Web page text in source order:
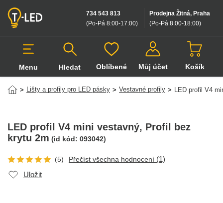
Prodejna Žitná, Praha
(Po-Pá 8:00-18:00)
734 543 813
(Po-Pá 8:00-17:00)
Menu Hledat
Hledat v produktech
Oblíbené Můj účet Košík
> Lišty a profily pro LED pásky > Vestavné profily > LED profil V4
LED profil V4 mini vestavný, Profil bez
krytu 2m (id kód: 093042)
(5) Přečíst všechna hodnocení (1)
Uložit